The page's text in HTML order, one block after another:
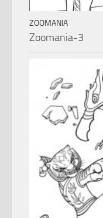
ZOOMANIA
Zoomania-3